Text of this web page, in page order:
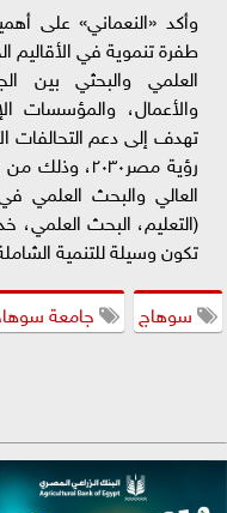
وأكد «النعماني» على
طفرة تنموية في الأقاليم
العلمي والبحثي بين
والأعمال، والمؤسسات
تهدف إلى دعم التحالفات
رؤية
العالي والبحث العلمي
(التعليم، البحث العلمي،
تكون وسيلة للتنمية
سوهاج
جامعة